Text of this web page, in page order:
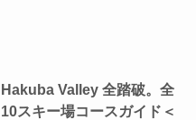
Hakuba Valley 全踏破。全
10スキー場コースガイド＜